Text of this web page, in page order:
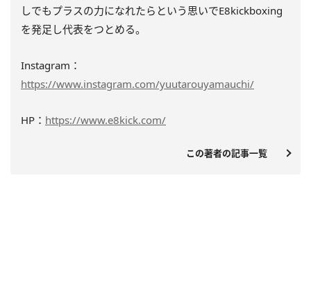
しでもプラスの力になれたらという思いでE8kickboxing
を発足し代表をつとめる。
Instagram：
https://www.instagram.com/yuutarouyamauchi/
HP： https://www.e8kick.com/
この著者の記事一覧